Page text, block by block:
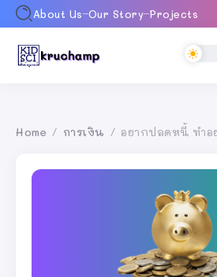
About Us Our Story Projects
Home / การเงิน / อยากปลดหนี้ ทำอ